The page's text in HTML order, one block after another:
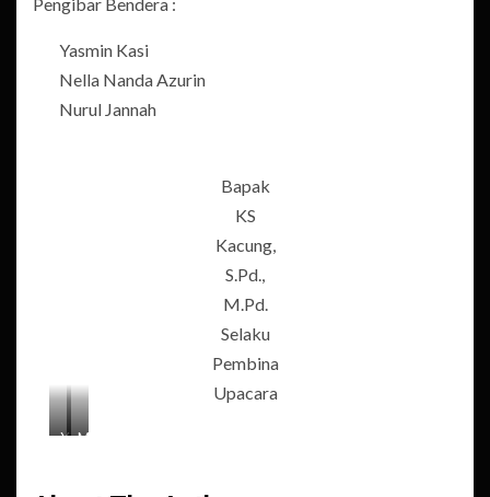
Pengibar Bendera :
Yasmin Kasi
Nella Nanda Azurin
Nurul Jannah
Bapak
KS
Kacung,
S.Pd.,
M.Pd.
Selaku
Pembina
Upacara
Yasmin
M.